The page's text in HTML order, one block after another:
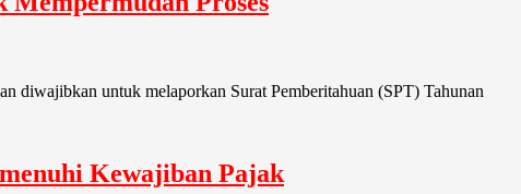
untuk melaporkan Surat Pemberitahuan (SPT) Tahunan
Kewajiban Pajak